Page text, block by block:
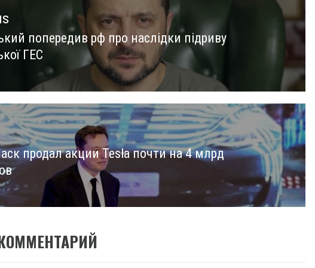
попередив рф про наслідки підриву
ГЕС
продал акции Tesla почти на 4 млрд